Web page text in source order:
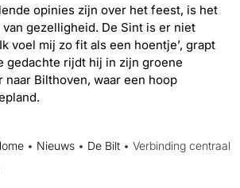
opinies zijn over het feest, is het
gezelligheid. De Sint is er niet
voel mij zo fit als een hoentje’, grapt
gedachte rijdt hij in zijn groene
Bilthoven, waar een hoop
• Nieuws • De Bilt • Verbinding centraal